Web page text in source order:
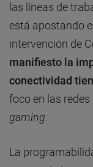
las líneas de
está apostando
intervención de
manifiesto la
conectividad
foco en las
gaming.
La